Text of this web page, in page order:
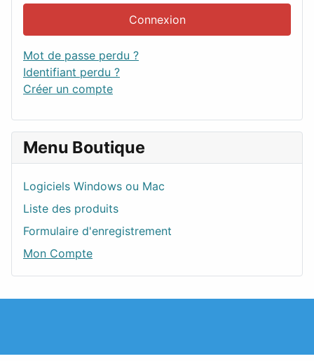
Connexion
Mot de passe perdu ?
Identifiant perdu ?
Créer un compte
Menu Boutique
Logiciels Windows ou Mac
Liste des produits
Formulaire d'enregistrement
Mon Compte